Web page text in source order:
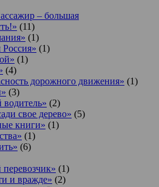
– большая
(11)
(1)
(1)
(1)
(4)
дорожного движения» (1)
(3)
(2)
свое дерево» (5)
книги» (1)
(1)
(6)
(1)
и вражде» (2)